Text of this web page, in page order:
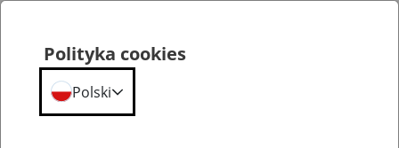
Polityka cookies
Polski